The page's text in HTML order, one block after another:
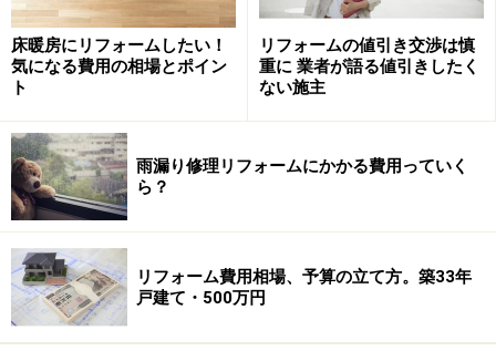
16畳（床面積26m²程度）程度のLDK空間なら、クロスの
張替え（既存壁紙の撤去、下地調整含む）で、12万～18
万円位の工事費用です。また、オーダーのカーテンは窓
1箇所あたり2万～5万円（レース、ドレープ、タッセル
含む）前後です。既存のカーテンレールが新しいお部屋
のイメージと合わない場合は、別途カーテンレールも交
換した方が良いでしょう（別途1箇所あたり取付費込み
で1万～3万円前後）。
床暖房にリフォームしたい！
気になる費用の相場とポイン
ト
リフォームの値引き交渉は慎
重に 業者が語る値引きしたく
ない施主
雨漏り修理リフォームにかかる費用っていく
ら？
リフォーム費用相場、予算の立て方。築33年
戸建て・500万円